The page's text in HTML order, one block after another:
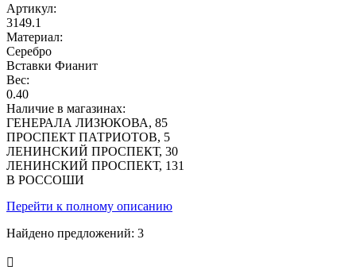
Артикул:
3149.1
Материал:
Серебро
Вставки Фианит
Вес:
0.40
Наличие в магазинах:
ГЕНЕРАЛА ЛИЗЮКОВА, 85
ПРОСПЕКТ ПАТРИОТОВ, 5
ЛЕНИНСКИЙ ПРОСПЕКТ, 30
ЛЕНИНСКИЙ ПРОСПЕКТ, 131
В РОССОШИ
Перейти к полному описанию
Найдено предложений: 3
